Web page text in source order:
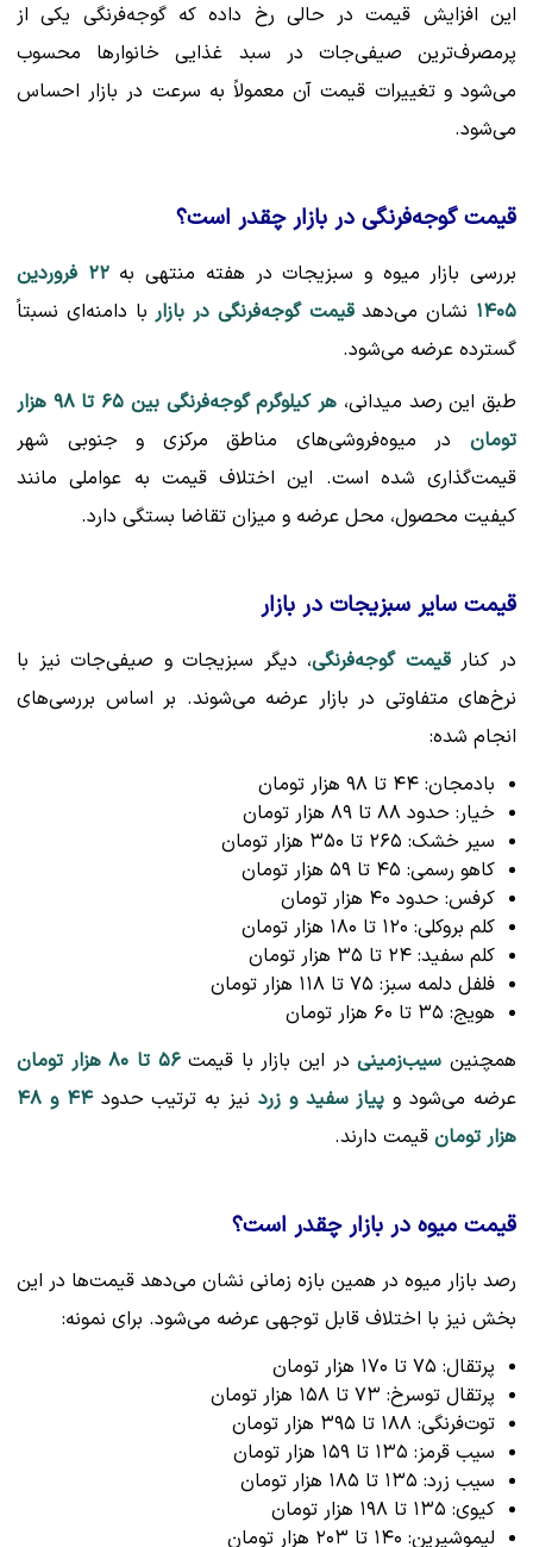
این افزایش قیمت در حالی رخ داده که گوجه‌فرنگی یکی از
پرمصرف‌ترین صیفی‌جات در سبد غذایی خانوارها محسوب
می‌شود و تغییرات قیمت آن معمولاً به سرعت در بازار احساس
می‌شود.
قیمت گوجه‌فرنگی در بازار چقدر است؟
بررسی بازار میوه و سبزیجات در هفته منتهی به
۲۲ فروردین
۱۴۰۵ نشان می‌دهدقیمت گوجه‌فرنگی در بازاربا دامنه‌ای نسبتاً
گسترده عرضه می‌شود.
طبق این رصد میدانی،
هر کیلوگرم گوجه‌فرنگی بین ۶۵ تا ۹۸ هزار
تومان در میوه‌فروشی‌های مناطق مرکزی و جنوبی شهر
قیمت‌گذاری شده است. این اختلاف قیمت به عواملی مانند
کیفیت محصول، محل عرضه و میزان تقاضا بستگی دارد.
قیمت سایر سبزیجات در بازار
در کنارقیمت گوجه‌فرنگی، دیگر سبزیجات و صیفی‌جات نیز با
نرخ‌های متفاوتی در بازار عرضه می‌شوند. بر اساس بررسی‌های
انجام شده:
بادمجان: ۴۴ تا ۹۸ هزار تومان
خیار: حدود ۸۸ تا ۸۹ هزار تومان
سیر خشک: ۲۶۵ تا ۳۵۰ هزار تومان
کاهو رسمی: ۴۵ تا ۵۹ هزار تومان
کرفس: حدود ۴۰ هزار تومان
کلم بروکلی: ۱۲۰ تا ۱۸۰ هزار تومان
کلم سفید: ۲۴ تا ۳۵ هزار تومان
فلفل دلمه سبز: ۷۵ تا ۱۱۸ هزار تومان
هویج: ۳۵ تا ۶۰ هزار تومان
همچنین سیب‌زمینیدر این بازار با قیمت۵۶ تا ۸۰ هزار تومان
عرضه می‌شود و پیاز سفید و زرد نیز به ترتیب حدود
۴۴ و ۴۸
هزار تومان قیمت دارند.
قیمت میوه در بازار چقدر است؟
رصد بازار میوه در همین بازه زمانی نشان می‌دهد قیمت‌ها در این
بخش نیز با اختلاف قابل توجهی عرضه می‌شود. برای نمونه:
پرتقال: ۷۵ تا ۱۷۰ هزار تومان
پرتقال توسرخ: ۷۳ تا ۱۵۸ هزار تومان
توت‌فرنگی: ۱۸۸ تا ۳۹۵ هزار تومان
سیب قرمز: ۱۳۵ تا ۱۵۹ هزار تومان
سیب زرد: ۱۳۵ تا ۱۸۵ هزار تومان
کیوی: ۱۳۵ تا ۱۹۸ هزار تومان
لیموشیرین: ۱۴۰ تا ۲۰۳ هزار تومان